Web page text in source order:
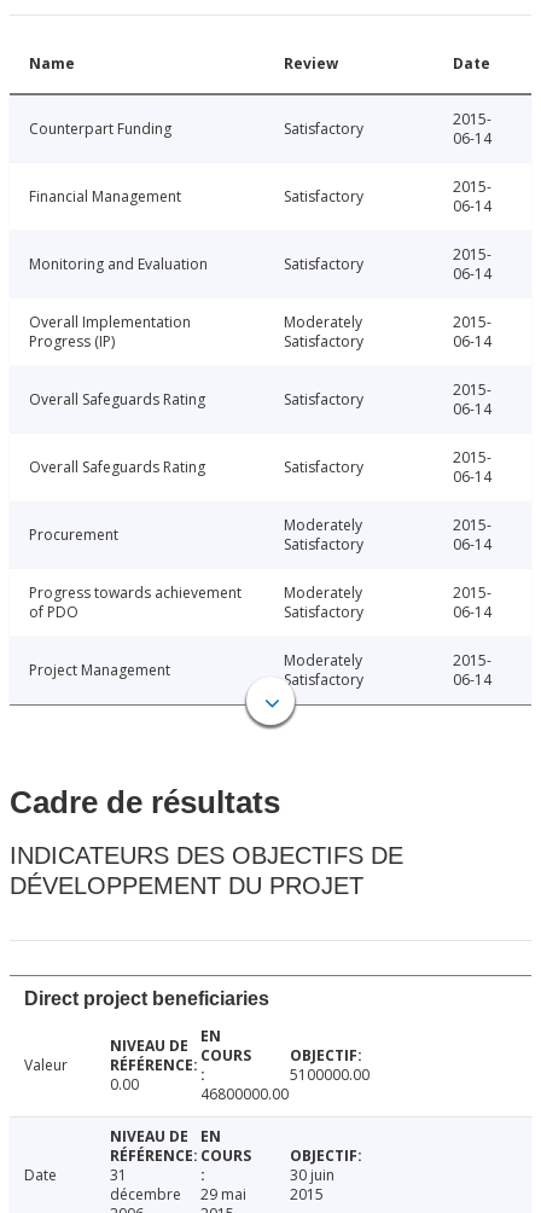
Name Review Date
Counterpart Funding Satisfactory
2015-
06-14
Financial Management Satisfactory
2015-
06-14
Monitoring and Evaluation Satisfactory
2015-
06-14
Overall Implementation
Progress (IP)
Moderately
Satisfactory
2015-
06-14
Overall Safeguards Rating Satisfactory
2015-
06-14
Overall Safeguards Rating Satisfactory
2015-
06-14
Procurement
Moderately
Satisfactory
2015-
06-14
Progress towards achievement
of PDO
Moderately
Satisfactory
2015-
06-14
Project Management
Moderately
Satisfactory
2015-
06-14
Cadre de résultats
INDICATEURS DES OBJECTIFS DE
DÉVELOPPEMENT DU PROJET
Direct project beneficiaries
Valeur
0.00
46800000.00
5100000.00
Date
31
décembre
29 mai
30 juin
2015